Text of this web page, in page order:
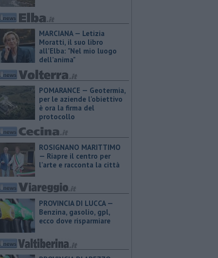
MARCIANA — ​Letizia
Moratti, il suo libro
all’Elba: "Nel mio luogo
dell’anima"
POMARANCE — Geotermia,
per le aziende l'obiettivo
è ora la firma del
protocollo
ROSIGNANO MARITTIMO
— Riapre il centro per
l'arte e racconta la città
PROVINCIA DI LUCCA — ​
Benzina, gasolio, gpl,
ecco dove risparmiare